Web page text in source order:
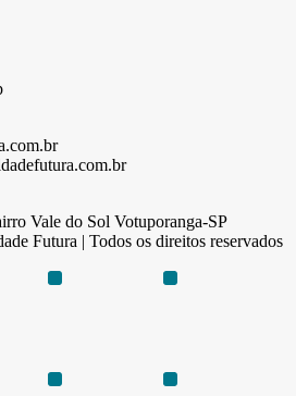
Vale do Sol Votuporanga-SP
Futura | Todos os direitos reservados